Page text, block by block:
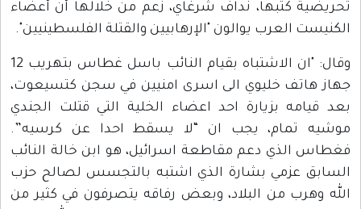
تحريضية كتبها، نداف شرغاي، زعم من خلالها أن أعضاء
الكنيست العرب يوالون "الإرهابيين والقتلة الفلسطينيين".
وقال: "ان الاشتباه بقيام النائب باسل غطاس بتهريب 12
جهاز هاتف خليوي الى اسرى امنيين في سجن كتسيعوت،
بعد قيامه بزيارة احد اعضاء الخلية التي قتلت الجندي
موشيه تمام، يجب ان “لا يسقط احدا عن كرسيه”.
فغطاس الذي دعم مقاطعة اسرائيل، هو ابن خالة النائب
السابق عزمي بشارة الذي اشتبه بالتجسس لصالح حزب
الله وهرب من البلاد، وبعض رفاقه يتصرفون في كثير من